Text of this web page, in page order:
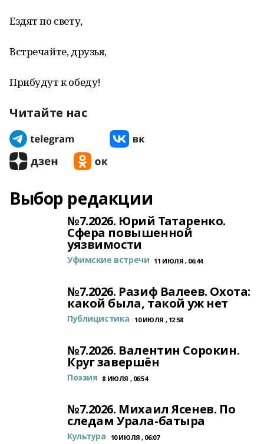
Ездят по свету,
Встречайте, друзья,
Прибудут к обеду!
Читайте нас
Выбор редакции
№7.2026. Юрий Татаренко.
Сфера повышенной
уязвимости
Уфимские встречи 11 ИЮЛЯ , 06:44
№7.2026. Разиф Валеев. Охота:
какой была, такой уж нет
Публицистика 10 ИЮЛЯ , 12:58
№7.2026. Валентин Сорокин.
Круг завершён
Поэзия 8 ИЮЛЯ , 06:54
№7.2026. Михаил Ясенев. По
следам Урала-батыра
Культура 10 ИЮЛЯ , 06:07